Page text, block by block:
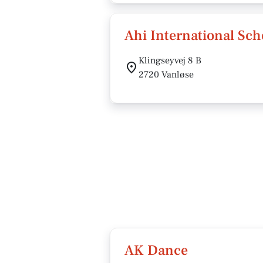
Ahi International
Klingseyvej 8 B
2720 Vanløse
AK Dance